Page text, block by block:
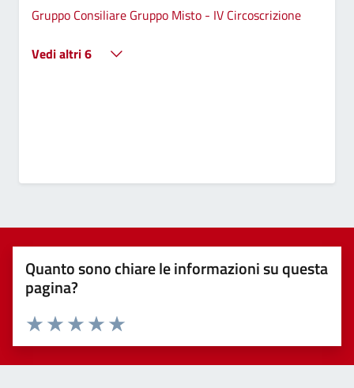
Gruppo Consiliare Gruppo Misto - IV Circoscrizione
Vedi altri 6
Quanto sono chiare le informazioni su questa
pagina?
Valuta 5 stelle su 5
Valuta 4 stelle su 5
Valuta 3 stelle su 5
Valuta 2 stelle su 5
Valuta 1 stelle su 5